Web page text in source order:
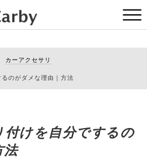
カーアクセサリ
のがダメな理由｜方法
けを自分でするの
法